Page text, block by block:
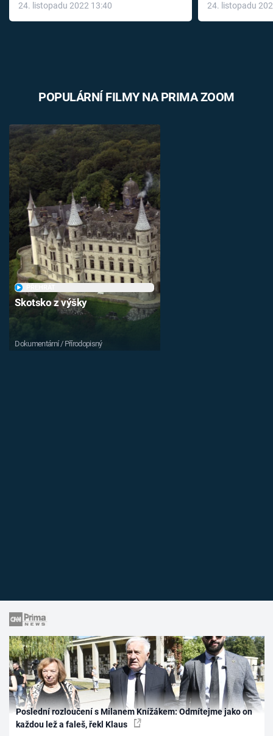
24. listopadu 2022 13:40
léky
24. listopadu
POPULÁRNÍ FILMY NA PRIMA ZOOM
Skotsko z výšky
Dokumentární / Přírodopisný
Poslední rozloučení s Milanem Knížákem: Odmítejme jako on
každou lež a faleš, řekl Klaus